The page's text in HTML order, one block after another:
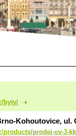
byty/
Kohoutovice, ul.
products/prodej-ov-3-